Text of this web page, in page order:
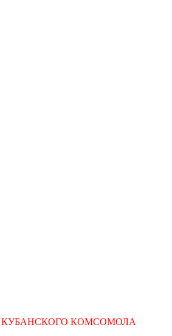
КУБАНСКОГО КОМСОМОЛА